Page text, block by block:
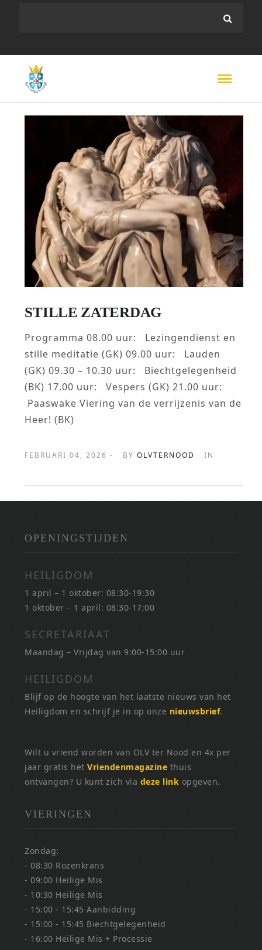
STILLE ZATERDAG
Programma 08.00 uur: Lezingendienst en
stille meditatie (GK) 09.00 uur: Lauden
(GK) 09.30 – 10.30 uur: Biechtgelegenheid
(BK) 17.00 uur: Vespers (GK) 21.00 uur:
Paaswake Viering van de verrijzenis van de
Heer! (BK)
FEBRUARI 04, 2026 - BYOLVTERNOOD IN
OPENINGSTIJDEN
HEILIGDOM
1 april – 1 oktober: 08:30-19:30
1 oktober – 1 april: 08:30-17:00
SECRETARIAAT
Maandag – Vrijdag van 9:00-15:00 uur
HEILIGDOM
Blijf op de hoogte van het laatste nieuws van het
Heiligdom en schrijf je in op onze nieuwsbrief.
Wilt u vriend worden van OLV ter Nood en 4x per
jaar gratis hetVriendenmagazine thuis
ontvangen? U kunt zich via deze link opgeven.
VIERINGEN
Zondag:
- 08:30 Rozenkrans
- 09:00 Heilige Mis
- 10:30 Heilige Mis
- 15:00 - 15:45 Aanbidding
- 15:00 - 15:45 Biechtgelegenheid
- 16:00 Heilige Mis + Processie